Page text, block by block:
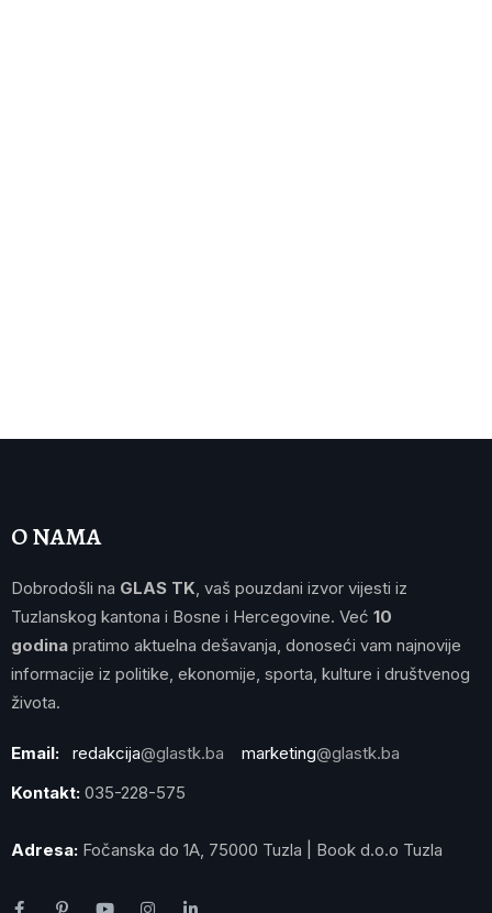
O NAMA
Dobrodošli na GLAS TK , vaš pouzdani izvor vijesti iz
Tuzlanskog kantona i Bosne i Hercegovine. Već 10
godina pratimo aktuelna dešavanja, donoseći vam najnovije
informacije iz politike, ekonomije, sporta, kulture i društvenog
života.
Email: redakcija@glastk.ba marketing@glastk.ba
Kontakt: 035-228-575
Adresa: Fočanska do 1A, 75000 Tuzla | Book d.o.o Tuzla